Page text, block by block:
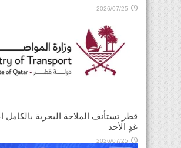
2026/07/25
قطر تستأنف الملاحة البحرية بالكامل
غدٍ الأحد
2026/07/25